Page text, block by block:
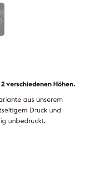
verschiedenen Höhen.
aus unserem
Druck und
unbedruckt.